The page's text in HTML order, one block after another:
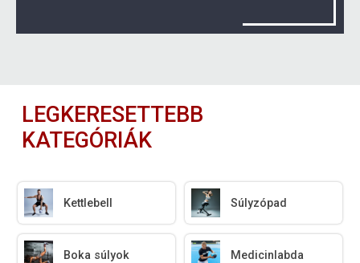
LEGKERESETTEBB
KATEGÓRIÁK
Kettlebell Súlyzópad
Boka súlyok Medicinlabda